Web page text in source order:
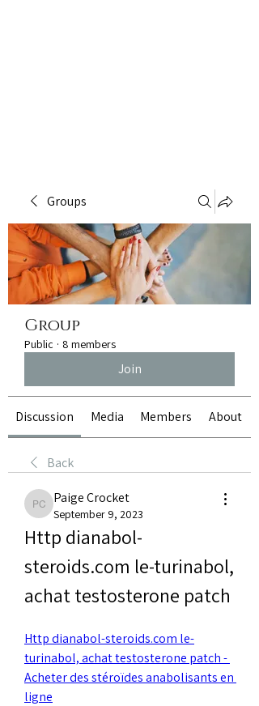
Groups
Group
Public · 8 members
Join
Discussion Media Members About
Back
Paige Crocket
Paige Crocket
September 9, 2023
Http dianabol-
steroids.com le-turinabol,
achat testosterone patch
Http dianabol-steroids.com le-
turinabol, achat testosterone patch -
Acheter des stéroïdes anabolisants en
ligne